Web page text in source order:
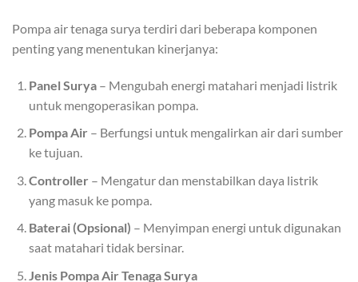
Pompa air tenaga surya terdiri dari beberapa komponen
penting yang menentukan kinerjanya:
Panel Surya– Mengubah energi matahari menjadi listrik
untuk mengoperasikan pompa.
Pompa Air – Berfungsi untuk mengalirkan air dari sumber
ke tujuan.
Controller – Mengatur dan menstabilkan daya listrik
yang masuk ke pompa.
Baterai (Opsional) – Menyimpan energi untuk digunakan
saat matahari tidak bersinar.
Jenis Pompa Air Tenaga Surya